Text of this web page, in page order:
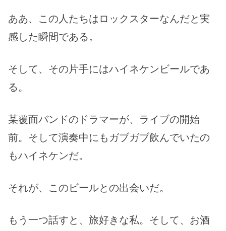
ああ、この人たちはロックスターなんだと実
感した瞬間である。
そして、その片手にはハイネケンビールであ
る。
某覆面バンドのドラマーが、ライブの開始
前。そして演奏中にもガブガブ飲んでいたの
もハイネケンだ。
それが、このビールとの出会いだ。
もう一つ話すと、旅好きな私。そして、お酒